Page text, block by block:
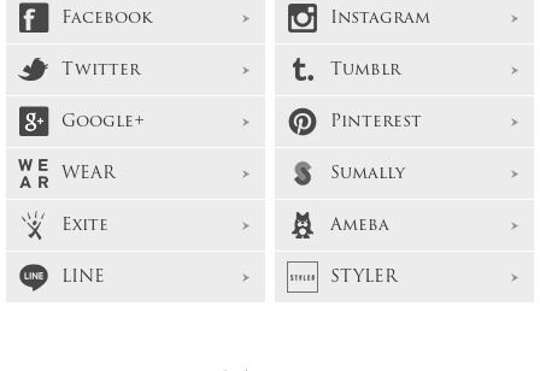
Facebook
Instagram
Twitter
Tumblr
Google+
Pinterest
WEAR
Sumally
Exite
Ameba
LINE
STYLER